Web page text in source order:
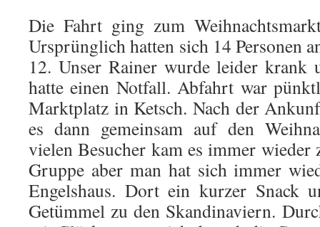
Die Fahrt ging zum
Ursprünglich hatten sich 14 Personen
12. Unser Rainer wurde leider krank
hatte einen Notfall. Abfahrt war
Marktplatz in Ketsch. Nach der
es dann gemeinsam auf den
vielen Besucher kam es immer wieder
Gruppe aber man hat sich immer
Engelshaus. Dort ein kurzer Snack
Getümmel zu den Skandinaviern.